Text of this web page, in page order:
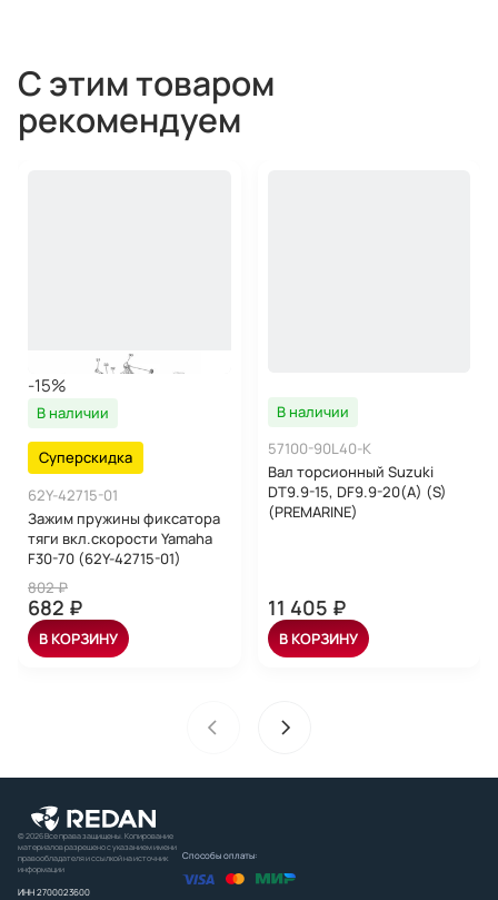
С этим товаром
рекомендуем
-15%
В наличии
Суперскидка
62Y-42715-01
Зажим пружины фиксатора
тяги вкл.скорости Yamaha
F30-70 (62Y-42715-01)
802 ₽
682 ₽
В КОРЗИНУ
В наличии
57100-90L40-K
Вал торсионный Suzuki
DT9.9-15, DF9.9-20(A) (S)
(PREMARINE)
11 405 ₽
В КОРЗИНУ
© 2026 Все права защищены. Копирование
материалов разрешено с указанием имени
правообладателя и ссылкой на источник
информации
ИНН 2700023600
Способы оплаты: